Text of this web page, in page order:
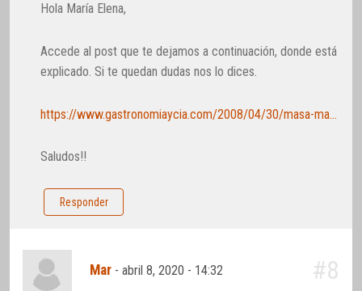
Hola María Elena,
Accede al post que te dejamos a continuación, donde está
explicado. Si te quedan dudas nos lo dices.
https://www.gastronomiaycia.com/2008/04/30/masa-madre-liquida-o-levadura-natural/
Saludos!!
Responder
Mar -abril 8, 2020 - 14:32 #8